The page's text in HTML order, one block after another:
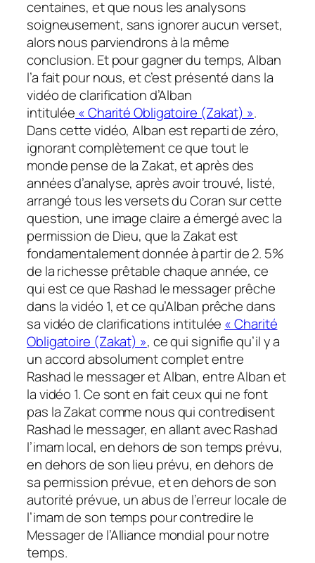
centaines, et que nous les analysons
soigneusement, sans ignorer aucun verset,
alors nous parviendrons à la même
conclusion. Et pour gagner du temps, Alban
l’a fait pour nous, et c’est présenté dans la
vidéo de clarification d’Alban
intitulée « Charité Obligatoire (Zakat) ».
Dans cette vidéo, Alban est reparti de zéro,
ignorant complètement ce que tout le
monde pense de la Zakat, et après des
années d’analyse, après avoir trouvé, listé,
arrangé tous les versets du Coran sur cette
question, une image claire a émergé avec la
permission de Dieu, que la Zakat est
fondamentalement donnée à partir de 2. 5%
de la richesse prêtable chaque année, ce
qui est ce que Rashad le messager prêche
dans la vidéo 1, et ce qu’Alban prêche dans
sa vidéo de clarifications intitulée « Charité
Obligatoire (Zakat) », ce qui signifie qu’il y a
un accord absolument complet entre
Rashad le messager et Alban, entre Alban et
la vidéo 1. Ce sont en fait ceux qui ne font
pas la Zakat comme nous qui contredisent
Rashad le messager, en allant avec Rashad
l’imam local, en dehors de son temps prévu,
en dehors de son lieu prévu, en dehors de
sa permission prévue, et en dehors de son
autorité prévue, un abus de l’erreur locale de
l’imam de son temps pour contredire le
Messager de l’Alliance mondial pour notre
temps.